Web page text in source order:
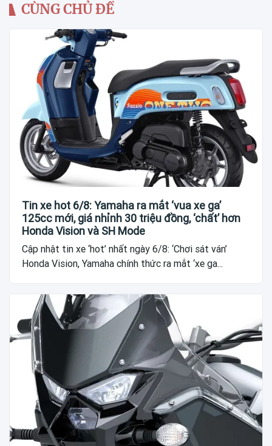
CÙNG CHỦ ĐỀ
Tin xe hot 6/8: Yamaha ra mắt ‘vua xe ga’
125cc mới, giá nhỉnh 30 triệu đồng, ‘chất’ hơn
Honda Vision và SH Mode
Cập nhật tin xe ‘hot’ nhất ngày 6/8: ‘Chơi sát ván’
Honda Vision, Yamaha chính thức ra mắt ‘xe ga...